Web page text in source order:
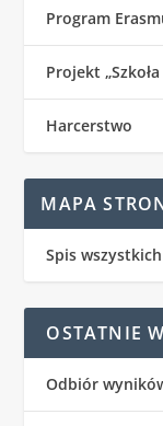
Program
Projekt
Harcerstwo
MAPA
Spis
OSTATNIE
Odbiór